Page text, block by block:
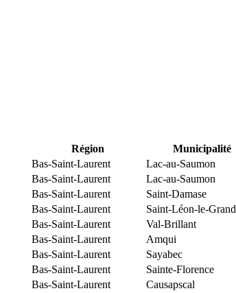
Région Municipalité
Bas-Saint-Laurent
Lac-au-Saumon
Bas-Saint-Laurent
Lac-au-Saumon
Bas-Saint-Laurent
Saint-Damase
Bas-Saint-Laurent
Saint-Léon-le-Grand
Bas-Saint-Laurent
Val-Brillant
Bas-Saint-Laurent
Amqui
Bas-Saint-Laurent
Sayabec
Bas-Saint-Laurent
Sainte-Florence
Bas-Saint-Laurent
Causapscal